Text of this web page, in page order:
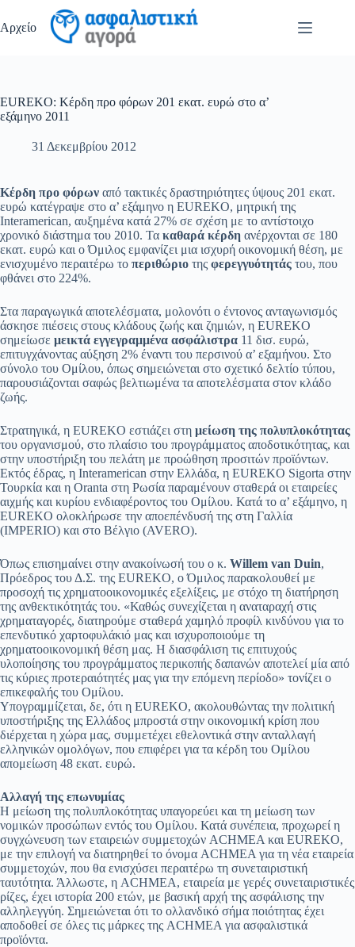
στο
περιεχόμενο
Αρχείο
EUREKO: Κέρδη προ φόρων 201 εκατ. ευρώ στο α’
εξάμηνο 2011
31 Δεκεμβρίου 2012
Κέρδη προ φόρων από τακτικές δραστηριότητες ύψους 201 εκατ.
ευρώ κατέγραψε στο α’ εξάμηνο η EUREKO, μητρική της
Interamerican, αυξημένα κατά 27% σε σχέση με το αντίστοιχο
χρονικό διάστημα του 2010. Τα καθαρά κέρδη ανέρχονται σε 180
εκατ. ευρώ και ο Όμιλος εμφανίζει μια ισχυρή οικονομική θέση, με
ενισχυμένο περαιτέρω το περιθώριο της φερεγγυότητάς του, που
φθάνει στο 224%.
Στα παραγωγικά αποτελέσματα, μολονότι ο έντονος ανταγωνισμός
άσκησε πιέσεις στους κλάδους ζωής και ζημιών, η EUREKO
σημείωσε μεικτά εγγεγραμμένα ασφάλιστρα 11 δισ. ευρώ,
επιτυγχάνοντας αύξηση 2% έναντι του περσινού α’ εξαμήνου. Στο
σύνολο του Ομίλου, όπως σημειώνεται στο σχετικό δελτίο τύπου,
παρουσιάζονται σαφώς βελτιωμένα τα αποτελέσματα στον κλάδο
ζωής.
Στρατηγικά, η EUREKO εστιάζει στη μείωση της πολυπλοκότητας
του οργανισμού, στο πλαίσιο του προγράμματος αποδοτικότητας, και
στην υποστήριξη του πελάτη με προώθηση προσιτών προϊόντων.
Εκτός έδρας, η Interamerican στην Ελλάδα, η EUREKO Sigorta στην
Τουρκία και η Oranta στη Ρωσία παραμένουν σταθερά οι εταιρείες
αιχμής και κυρίου ενδιαφέροντος του Ομίλου. Κατά το α’ εξάμηνο, η
EUREKO ολοκλήρωσε την αποεπένδυσή της στη Γαλλία
(IMPERIO) και στο Βέλγιο (AVERO).
Όπως επισημαίνει στην ανακοίνωσή του ο κ. Willem van Duin,
Πρόεδρος του Δ.Σ. της EUREKO, ο Όμιλος παρακολουθεί με
προσοχή τις χρηματοοικονομικές εξελίξεις, με στόχο τη διατήρηση
της ανθεκτικότητάς του. «Καθώς συνεχίζεται η αναταραχή στις
χρηματαγορές, διατηρούμε σταθερά χαμηλό προφίλ κινδύνου για το
επενδυτικό χαρτοφυλάκιό μας και ισχυροποιούμε τη
χρηματοοικονομική θέση μας. Η διασφάλιση τις επιτυχούς
υλοποίησης του προγράμματος περικοπής δαπανών αποτελεί μία από
τις κύριες προτεραιότητές μας για την επόμενη περίοδο» τονίζει ο
επικεφαλής του Ομίλου.
Υπογραμμίζεται, δε, ότι η EUREKO, ακολουθώντας την πολιτική
υποστήριξης της Ελλάδος μπροστά στην οικονομική κρίση που
διέρχεται η χώρα μας, συμμετέχει εθελοντικά στην ανταλλαγή
ελληνικών ομολόγων, που επιφέρει για τα κέρδη του Ομίλου
απομείωση 48 εκατ. ευρώ.
Αλλαγή της επωνυμίας
Η μείωση της πολυπλοκότητας υπαγορεύει και τη μείωση των
νομικών προσώπων εντός του Ομίλου. Κατά συνέπεια, προχωρεί η
συγχώνευση των εταιρειών συμμετοχών ACHMEA και EUREKO,
με την επιλογή να διατηρηθεί το όνομα ACHMEA για τη νέα εταιρεία
συμμετοχών, που θα ενισχύσει περαιτέρω τη συνεταιριστική
ταυτότητα. Άλλωστε, η ACHMEA, εταιρεία με γερές συνεταιριστικές
ρίζες, έχει ιστορία 200 ετών, με βασική αρχή της ασφάλισης την
αλληλεγγύη. Σημειώνεται ότι το ολλανδικό σήμα ποιότητας έχει
αποδοθεί σε όλες τις μάρκες της ACHMEA για ασφαλιστικά
προϊόντα.